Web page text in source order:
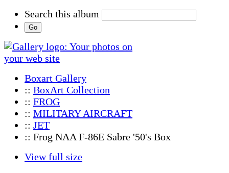
Search this album
Boxart Gallery
:: BoxArt Collection
:: FROG
:: MILITARY AIRCRAFT
:: JET
:: Frog NAA F-86E Sabre '50's Box
View full size